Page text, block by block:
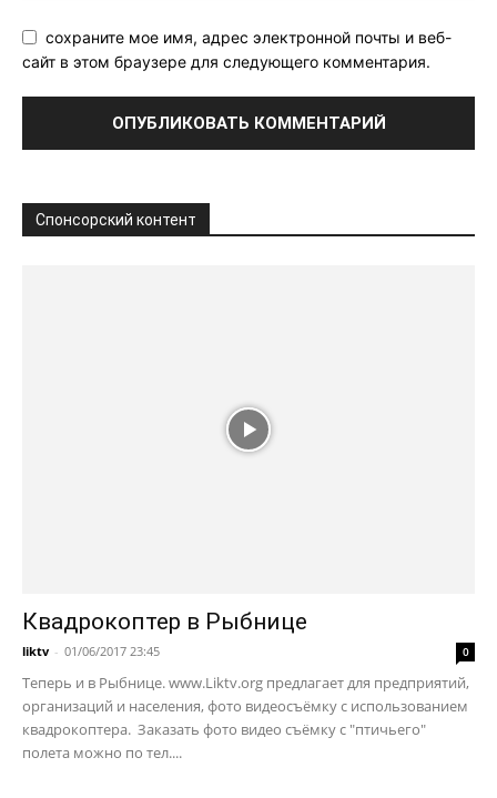
сохраните мое имя, адрес электронной почты и веб-
сайт в этом браузере для следующего комментария.
Спонсорский контент
Квадрокоптер в Рыбнице
liktv - 01/06/2017 23:45 0
Теперь и в Рыбнице. www.Liktv.org предлагает для предприятий,
организаций и населения, фото видеосъёмку с использованием
квадрокоптера. Заказать фото видео съёмку с "птичьего"
полета можно по тел....